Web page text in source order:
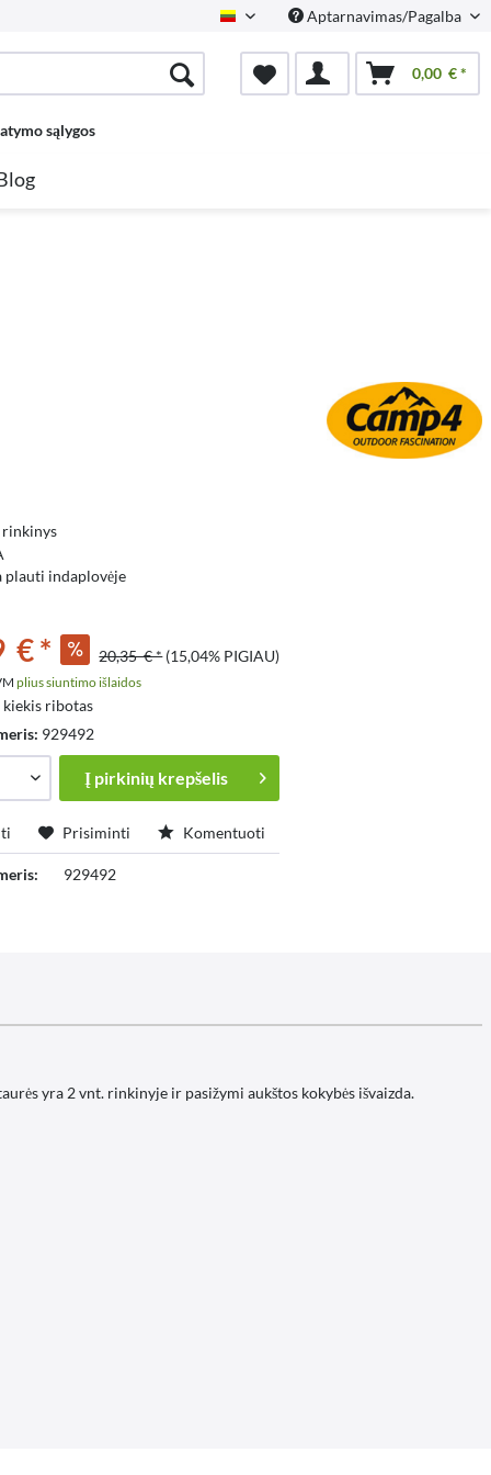
Lietuvių Aptarnavimas/Pagalba
0,00 € *
sąlygos
rinkinys
plauti indaplovėje
€ * 20,35 € * (15,04% PIGIAU)
plius siuntimo išlaidos
kiekis ribotas
929492
Į pirkinių krepšelis
Prisiminti Komentuoti
929492
yra 2 vnt. rinkinyje ir pasižymi aukštos kokybės išvaizda.